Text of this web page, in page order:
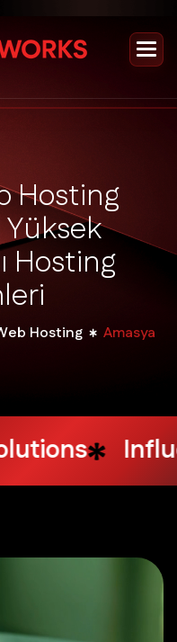
Hosting
Yüksek
ı Hosting
leri
Hosting Amasya
Cloud